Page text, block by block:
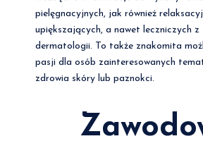
pielęgnacyjnych, jak również
upiększających, a nawet leczniczych
dermatologii. To także znakomita
pasji dla osób zainteresowanych
zdrowia skóry lub paznokci.